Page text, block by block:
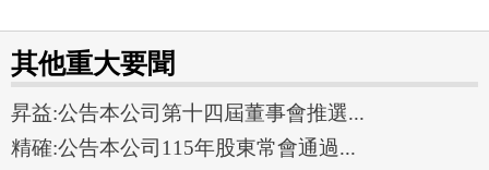
其他重大要聞
昇益:公告本公司第十四屆董事會推選...
精確:公告本公司115年股東常會通過...